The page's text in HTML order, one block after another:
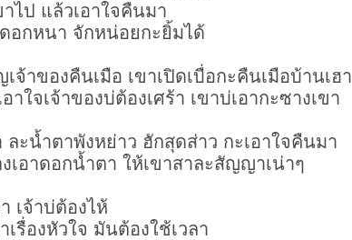
ไป แล้วเอาใจคืนมา
อกหนา จักหน่อยกะยิ้มได้
จ้าของคืนเมือ เขาเปิดเบื่อกะคืนเมือบ้านเฮา
าใจเจ้าของบ่ต้องเศร้า เขาบ่เอากะซางเขา
ละน้ำตาพังหย่าว ฮักสุดส่าว กะเอาใจคืนมา
งเอาดอกน้ำตา ให้เขาสาละสัญญาเน่าๆ
เจ้าบ่ต้องไห้
รื่องหัวใจ มันต้องใช้เวลา